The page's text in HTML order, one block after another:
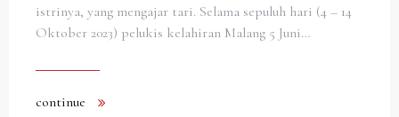
istrinya, yang mengajar tari. Selama sepuluh hari (4 – 14
Oktober 2023) pelukis kelahiran Malang 5 Juni…
continue